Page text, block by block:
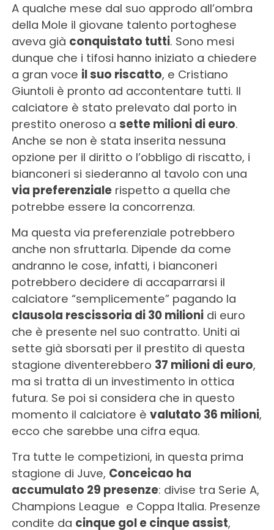
A qualche mese dal suo approdo all’ombra
della Mole il giovane talento portoghese
aveva già conquistato tutti. Sono mesi
dunque che i tifosi hanno iniziato a chiedere
a gran voce il suo riscatto, e Cristiano
Giuntoli è pronto ad accontentare tutti. Il
calciatore è stato prelevato dal porto in
prestito oneroso a sette milioni di euro.
Anche se non è stata inserita nessuna
opzione per il diritto o l’obbligo di riscatto, i
bianconeri si siederanno al tavolo con una
via preferenzialerispetto a quella che
potrebbe essere la concorrenza.
Ma questa via preferenziale potrebbero
anche non sfruttarla. Dipende da come
andranno le cose, infatti, i bianconeri
potrebbero decidere di accaparrarsi il
calciatore “semplicemente” pagando la
clausola rescissoria di 30 milionidi euro
che è presente nel suo contratto. Uniti ai
sette già sborsati per il prestito di questa
stagione diventerebbero 37 milioni di euro,
ma si tratta di un investimento in ottica
futura. Se poi si considera che in questo
momento il calciatore è valutato 36 milioni,
ecco che sarebbe una cifra equa.
Tra tutte le competizioni, in questa prima
stagione di Juve, Conceicao ha
accumulato 29 presenze: divise tra Serie A,
Champions League e Coppa Italia. Presenze
condite da cinque gol e cinque assist,